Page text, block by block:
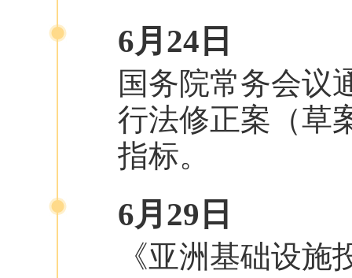
6月24日
国务院常务会议
行法修正案（草
指标。
6月29日
《亚洲基础设